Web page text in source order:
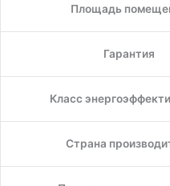
Площадь
Гарантия
Класс
Страна